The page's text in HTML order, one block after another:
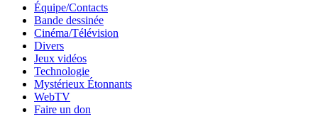
Équipe/Contacts
Bande dessinée
Cinéma/Télévision
Divers
Jeux vidéos
Technologie
Mystérieux Étonnants
WebTV
Faire un don